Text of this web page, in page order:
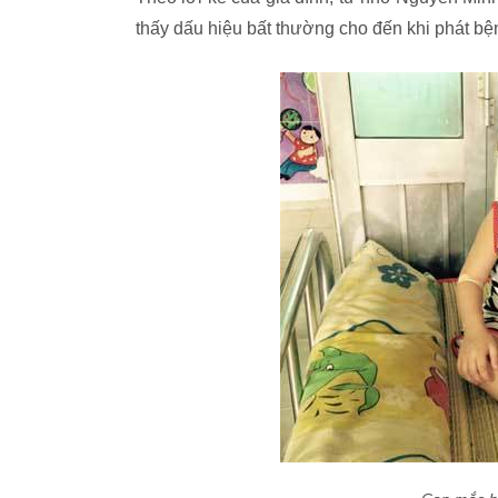
thấy dấu hiệu bất thường cho đến khi phát